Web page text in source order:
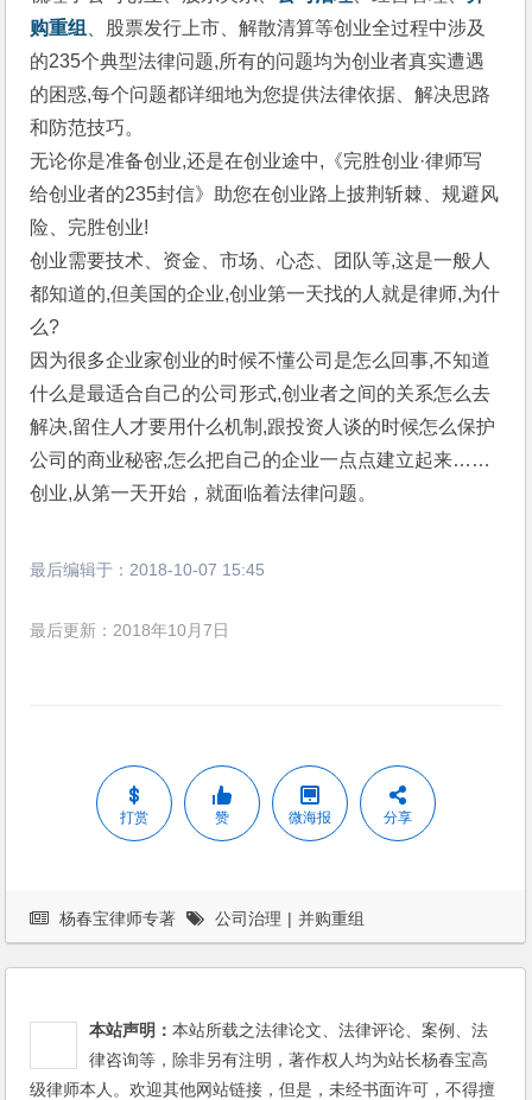
购重组
、股票发行上市、解散清算等创业全过程中涉及
的235个典型法律问题,所有的问题均为创业者真实遭遇
的困惑,每个问题都详细地为您提供法律依据、解决思路
和防范技巧。
无论你是准备创业,还是在创业途中,《完胜创业·律师写
给创业者的235封信》助您在创业路上披荆斩棘、规避风
险、完胜创业!
创业需要技术、资金、市场、心态、团队等,这是一般人
都知道的,但美国的企业,创业第一天找的人就是律师,为什
么?
因为很多企业家创业的时候不懂公司是怎么回事,不知道
什么是最适合自己的公司形式,创业者之间的关系怎么去
解决,留住人才要用什么机制,跟投资人谈的时候怎么保护
公司的商业秘密,怎么把自己的企业一点点建立起来……
创业,从第一天开始，就面临着法律问题。
最后编辑于： 2018-10-07 15:45
最后更新：2018年10月7日
打赏 赞 微海报 分享
杨春宝律师专著 公司治理 | 并购重组
本站声明：本站所载之法律论文、法律评论、案例、法
律咨询等，除非另有注明，著作权人均为站长杨春宝高
级律师本人。欢迎其他网站链接，但是，未经书面许可，不得擅